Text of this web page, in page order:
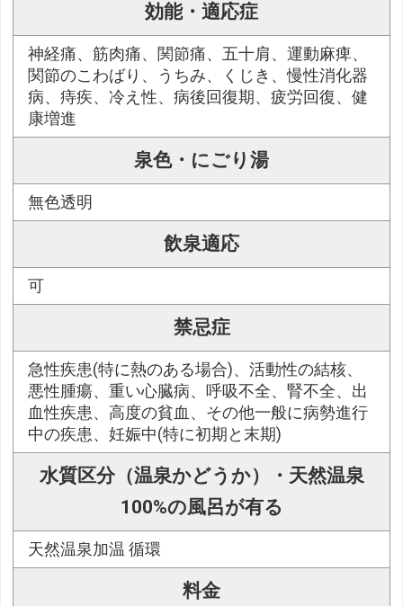
効能・適応症
神経痛、筋肉痛、関節痛、五十肩、運動麻痺、
関節のこわばり、うちみ、くじき、慢性消化器
病、痔疾、冷え性、病後回復期、疲労回復、健
康増進
泉色・にごり湯
無色透明
飲泉適応
可
禁忌症
急性疾患(特に熱のある場合)、活動性の結核、
悪性腫瘍、重い心臓病、呼吸不全、腎不全、出
血性疾患、高度の貧血、その他一般に病勢進行
中の疾患、妊娠中(特に初期と末期)
水質区分（温泉かどうか）・天然温泉
100%の風呂が有る
天然温泉加温 循環
料金